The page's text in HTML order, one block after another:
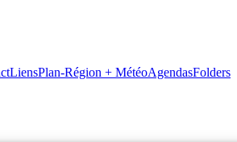
LiensPlan-Région + MétéoAgendasFolders